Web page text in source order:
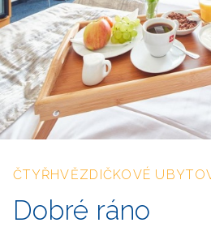
ČTYŘHVĚZDIČKOVÉ
Dobré ráno